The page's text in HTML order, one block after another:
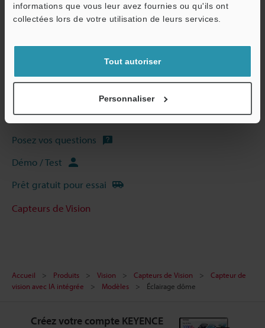
informations que vous leur avez fournies ou qu'ils ont
collectées lors de votre utilisation de leurs services.
Tout autoriser
Personnaliser
Guides techniques
Fiche technique (PDF)
Logiciel
Posez vos questions
Démo / Test
Prêt gratuit pour essai
Capteurs de Vision
Accueil Produits Vision Capteurs de Vision
Capteur de
vision avec IA intégrée
Modèles Éclairage dôme
Créez votre compte KEYENCE